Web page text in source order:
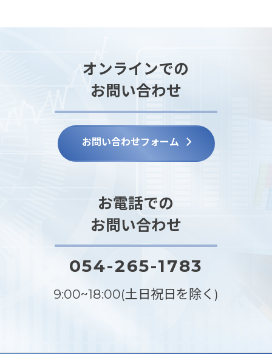
オンラインでの
お問い合わせ
お問い合わせフォーム
お電話での
お問い合わせ
054-265-1783
9:00~18:00(土日祝日を除く)